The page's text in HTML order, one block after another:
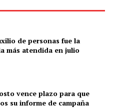
de personas fue la
más atendida en julio
vence plazo para que
su informe de campaña